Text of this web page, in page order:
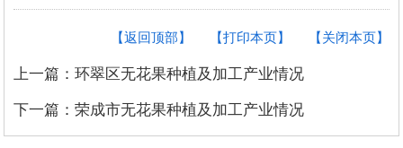
【关闭本页】
【打印本页】
【返回顶部】
上一篇：环翠区无花果种植及加工产业情况
下一篇：荣成市无花果种植及加工产业情况